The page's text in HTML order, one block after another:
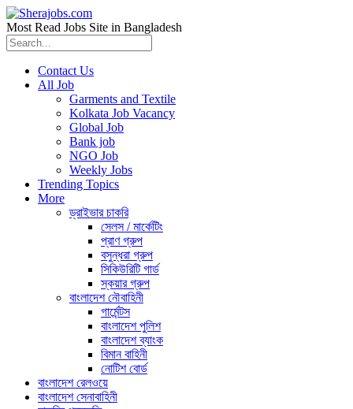
Most Read Jobs Site in Bangladesh
Contact Us
All Job
Garments and Textile
Kolkata Job Vacancy
Global Job
Bank job
NGO Job
Weekly Jobs
Trending Topics
More
ড্রাইভার চাকরি
সেলস / মার্কেটিং
প্রাণ গ্রুপ
বসুন্ধরা গ্রুপ
সিকিউরিটি গার্ড
স্কয়ার গ্রুপ
বাংলাদেশ নৌবাহিনী
গার্মেন্টস
বাংলাদেশ পুলিশ
বাংলাদেশ ব্যাংক
বিমান বাহিনী
নোটিশ বোর্ড
বাংলাদেশ রেলওয়ে
বাংলাদেশ সেনাবাহিনী